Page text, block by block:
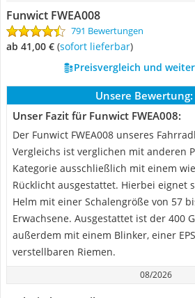
Funwict FWEA008
791 Bewertungen
ab 41,00 € ( Sofort lieferbar)
Preisvergleich und
Unsere Bewertung:
Unser Fazit für Funwict FWEA008:
Der Funwict FWEA008 unseres
Vergleichs ist verglichen mit anderen
Kategorie ausschließlich mit einem
Rücklicht ausgestattet. Hierbei eignet
Helm mit einer Schalengröße von 57
Erwachsene. Ausgestattet ist der 400
außerdem mit einem Blinker, einer
verstellbaren Riemen.
08/2026